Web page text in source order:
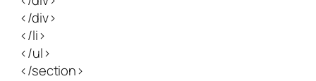
</div>
</li>
</ul>
</section>